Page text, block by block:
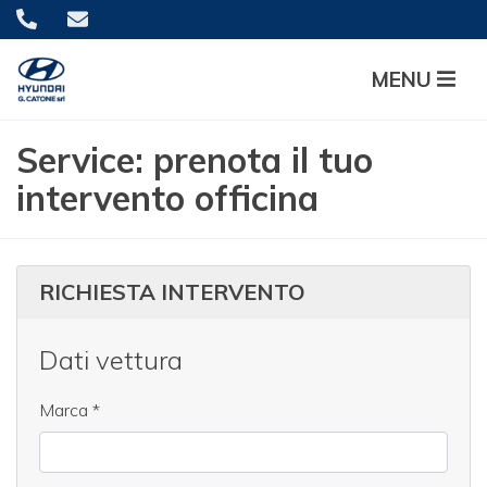
MENU
Service: prenota il tuo
intervento officina
RICHIESTA INTERVENTO
Dati vettura
Marca *